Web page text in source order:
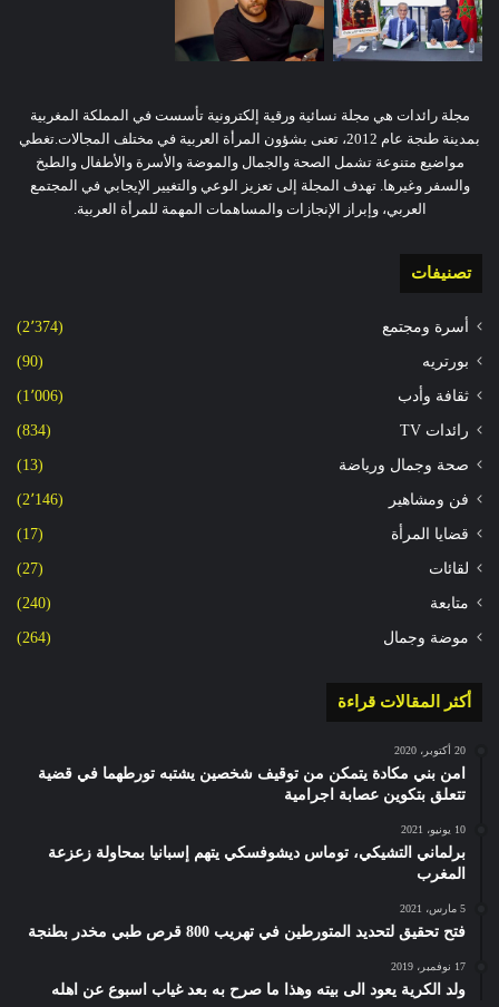
مجلة رائدات هي مجلة نسائية ورقية إلكترونية تأسست في المملكة المغربية
بمدينة طنجة عام 2012، تعنى بشؤون المرأة العربية في مختلف المجالات.تغطي
مواضيع متنوعة تشمل الصحة والجمال والموضة والأسرة والأطفال والطبخ
والسفر وغيرها. تهدف المجلة إلى تعزيز الوعي والتغيير الإيجابي في المجتمع
العربي، وإبراز الإنجازات والمساهمات المهمة للمرأة العربية.
تصنيفات
أسرة ومجتمع (2٬374)
بورتريه (90)
ثقافة وأدب (1٬006)
رائدات TV (834)
صحة وجمال ورياضة (13)
فن ومشاهير (2٬146)
قضايا المرأة (17)
لقائات (27)
متابعة (240)
موضة وجمال (264)
أكثر المقالات قراءة
20 أكتوبر، 2020
امن بني مكادة يتمكن من توقيف شخصين يشتبه تورطهما في قضية
تتعلق بتكوين عصابة اجرامية
10 يونيو، 2021
برلماني التشيكي، توماس ديشوفسكي يتهم إسبانيا بمحاولة زعزعة
المغرب
5 مارس، 2021
فتح تحقيق لتحديد المتورطين في تهريب 800 قرص طبي مخدر بطنجة
17 نوفمبر، 2019
ولد الكرية يعود الى بيته وهذا ما صرح به بعد غياب اسبوع عن اهله